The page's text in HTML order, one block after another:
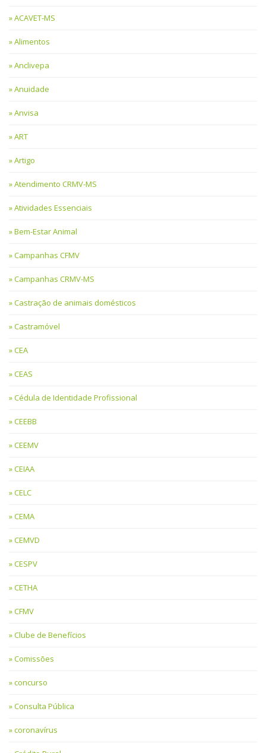
ACAVET-MS
Alimentos
Anclivepa
Anuidade
Anvisa
ART
Artigo
Atendimento CRMV-MS
Atividades Essenciais
Bem-Estar Animal
Campanhas CFMV
Campanhas CRMV-MS
Castração de animais domésticos
Castramóvel
CEA
CEAS
Cédula de Identidade Profissional
CEEBB
CEEMV
CEIAA
CELC
CEMA
CEMVD
CESPV
CETHA
CFMV
Clube de Benefícios
Comissões
concurso
Consulta Pública
coronavírus